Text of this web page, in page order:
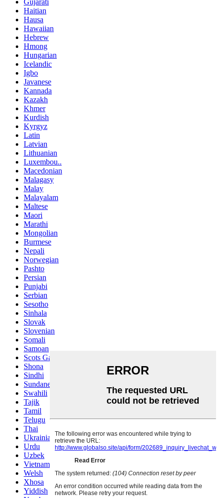
Haitian
Hausa
Hawaiian
Hebrew
Hmong
Hungarian
Icelandic
Igbo
Javanese
Kannada
Kazakh
Khmer
Kurdish
Kyrgyz
Latin
Latvian
Lithuanian
Luxembou..
Macedonian
Malagasy
Malay
Malayalam
Maltese
Maori
Marathi
Mongolian
Burmese
Nepali
Norwegian
Pashto
Persian
Punjabi
Serbian
Sesotho
Sinhala
Slovak
Slovenian
Somali
Samoan
Scots Gaelic
Shona
Sindhi
Sundanese
Swahili
Tajik
Tamil
Telugu
Thai
Ukrainian
Urdu
Uzbek
Vietnamese
Welsh
Xhosa
Yiddish